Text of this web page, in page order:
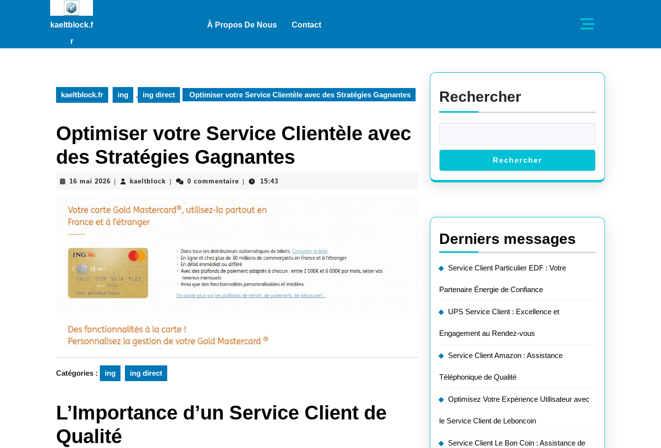
kaeltblock.f
r
À Propos De Nous Contact
kaeltblock.fr ing , ing direct Optimiser votre Service Clientèle avec des Stratégies Gagnantes
Optimiser votre Service Clientèle avec
des Stratégies Gagnantes
16 mai 2026 16| kaeltblock kaeltblock
| 0 commentaire | 15:43
Catégories : ing ing direct
L’Importance d’un Service Client de
Qualité
Rechercher
Rechercher
Derniers messages
Service Client Particulier EDF : Votre
Partenaire Énergie de Confiance
UPS Service Client : Excellence et
Engagement au Rendez-vous
Service Client Amazon : Assistance
Téléphonique de Qualité
Optimisez Votre Expérience Utilisateur avec
le Service Client de Leboncoin
Service Client Le Bon Coin : Assistance de